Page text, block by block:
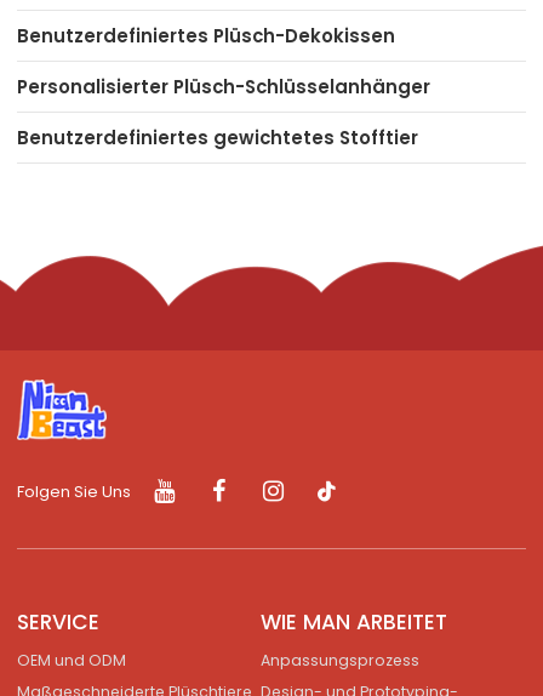
Benutzerdefiniertes Plüsch-Dekokissen
Personalisierter Plüsch-Schlüsselanhänger
Benutzerdefiniertes gewichtetes Stofftier
Folgen Sie Uns
SERVICE
OEM und ODM
Maßgeschneiderte Plüschtiere
WIE MAN ARBEITET
Anpassungsprozess
Design- und Prototyping-